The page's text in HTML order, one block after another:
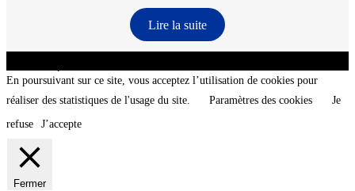
Lire la suite
En poursuivant sur ce site, vous acceptez l’utilisation de cookies pour
réaliser des statistiques de l'usage du site.
Paramètres des cookies
Je
refuse
J’accepte
Fermer